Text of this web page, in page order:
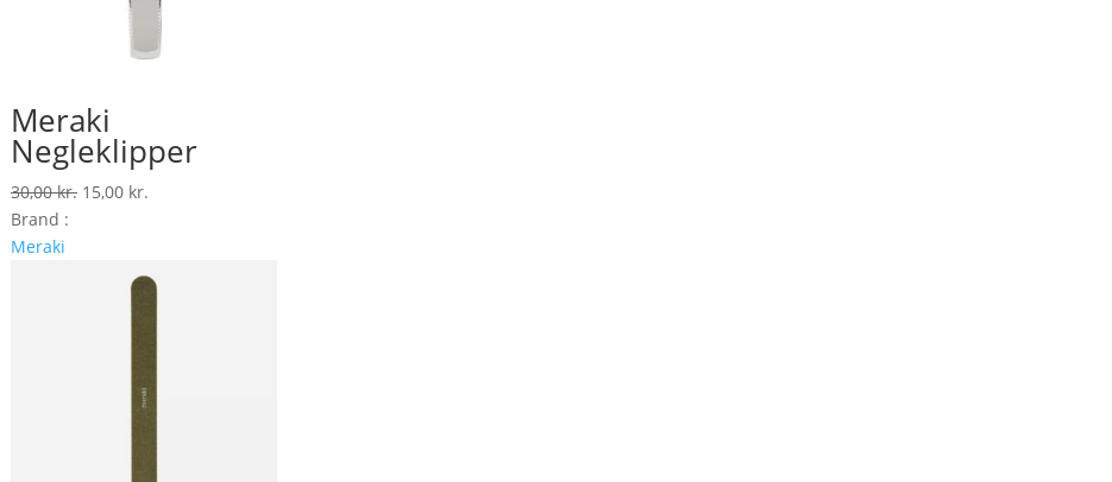
Meraki
Negleklipper
30,00kr. Den
15,00 kr.Den
er:
Brand :
Meraki